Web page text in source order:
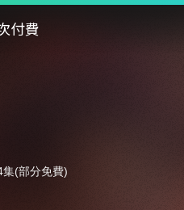
付費
集(部分免費)